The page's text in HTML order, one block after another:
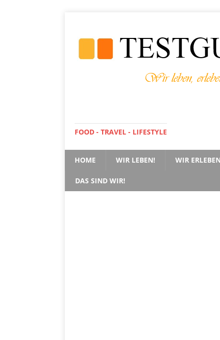
FOOD - TRAVEL - LIFESTYLE
HOME WIR LEBEN! WIR
DAS SIND WIR!